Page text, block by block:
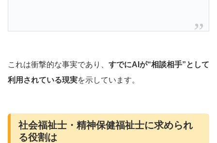
これは衝撃的な事実であり、 すでにAIが“相談相手”として
利用されている現実を示しています。
社会福祉士・精神保健福祉士に求められ
る役割は